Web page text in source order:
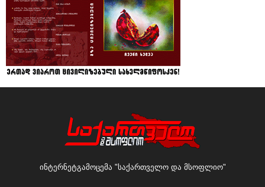
ინტერნეტგამოცემა "საქართველო და მსოფლიო"